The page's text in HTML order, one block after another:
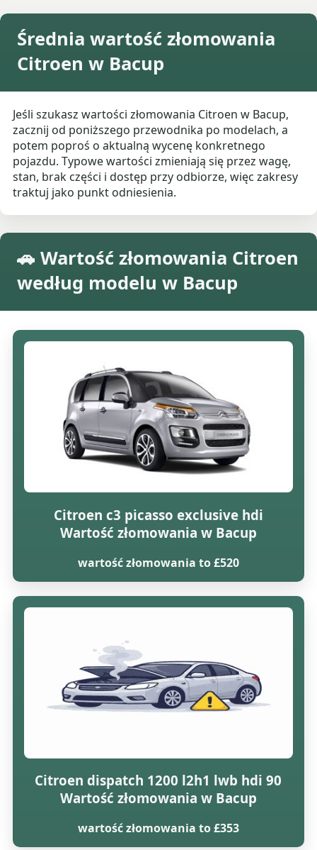
Średnia wartość złomowania
Citroen w Bacup
Jeśli szukasz wartości złomowania Citroen w Bacup,
zacznij od poniższego przewodnika po modelach, a
potem poproś o aktualną wycenę konkretnego
pojazdu. Typowe wartości zmieniają się przez wagę,
stan, brak części i dostęp przy odbiorze, więc zakresy
traktuj jako punkt odniesienia.
🚗 Wartość złomowania Citroen
według modelu w Bacup
Citroen c3 picasso exclusive hdi
Wartość złomowania w Bacup
wartość złomowania to £520
Citroen dispatch 1200 l2h1 lwb hdi 90
Wartość złomowania w Bacup
wartość złomowania to £353